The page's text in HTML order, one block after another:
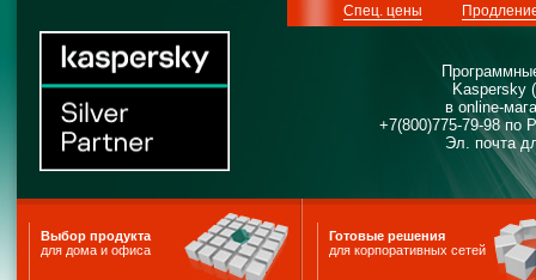
Спец. цены
Kaspersky
в online-
+7(800)775-79-98 по
Эл. почта
Выбор продукта
для дома и офиса
Готовые решения
для корпоративных сетей